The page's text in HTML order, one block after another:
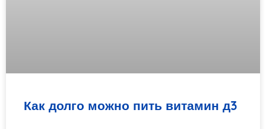
Как долго можно пить витамин д3